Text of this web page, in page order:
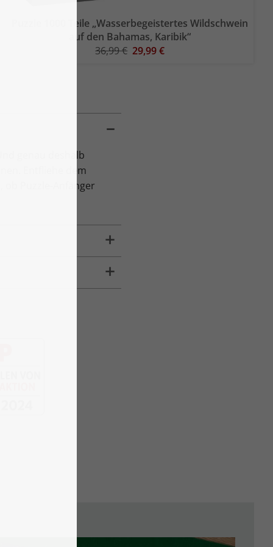
Puzzle 1000 Teile „Wasserbegeistertes Wildschwein
auf den Bahamas, Karibik“
36,99 € 29,99 €
genau deshalb
Entfliehe dem
ob Puzzle-Anfänger